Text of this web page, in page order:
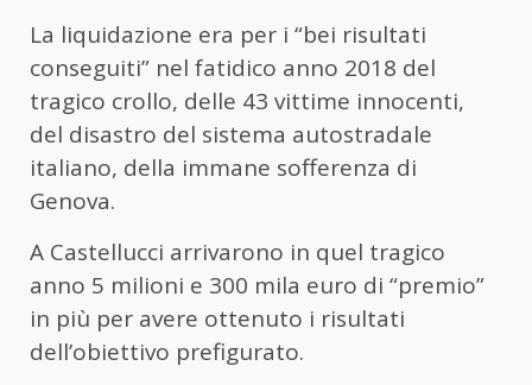
La liquidazione era per i “bei risultati
conseguiti” nel fatidico anno 2018 del
tragico crollo, delle 43 vittime innocenti,
del disastro del sistema autostradale
italiano, della immane sofferenza di
Genova.
A Castellucci arrivarono in quel tragico
anno 5 milioni e 300 mila euro di “premio”
in più per avere ottenuto i risultati
dell’obiettivo prefigurato.